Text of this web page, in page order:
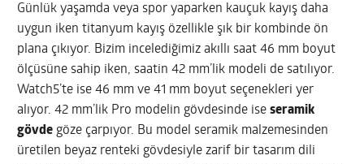
Günlük yaşamda veya spor yaparken kauçuk kayış daha
uygun iken titanyum kayış özellikle şık bir kombinde ön
plana çıkıyor. Bizim incelediğimiz akıllı saat 46 mm boyut
ölçüsüne sahip iken, saatin 42 mm’lik modeli de satılıyor.
Watch5’te ise 46 mm ve 41 mm boyut seçenekleri yer
alıyor. 42 mm’lik Pro modelin gövdesinde iseseramik
gövde göze çarpıyor. Bu model seramik malzemesinden
üretilen beyaz renteki gövdesiyle zarif bir tasarım dili